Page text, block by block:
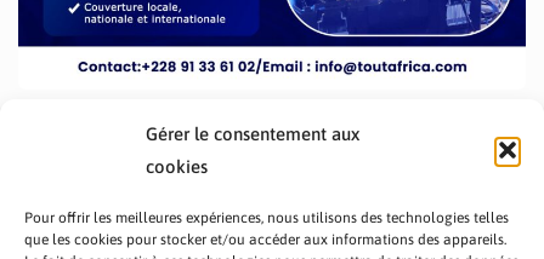
Gérer le consentement aux
cookies
Pour offrir les meilleures expériences, nous utilisons des technologies telles
que les cookies pour stocker et/ou accéder aux informations des appareils.